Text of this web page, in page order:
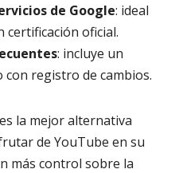
de Google: ideal
certificación oficial.
: incluye un
registro de cambios.
la mejor alternativa
de YouTube en su
más control sobre la